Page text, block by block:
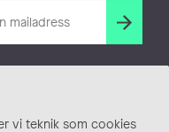
vi teknik som cookies